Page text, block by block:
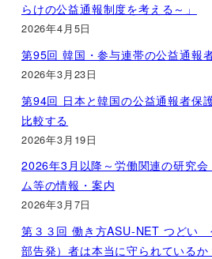
らけの公益通報制度を考える～」
2026年4月5日
第95回 韓国・参与連帯の公益通報
2026年3月23日
第94回 日本と韓国の公益通報者保
比較する
2026年3月19日
2026年3月以降～労働関連の研究会
ム等の情報・案内
2026年3月7日
第３３回 働き方ASU-NET つどい
部告発）者は本当に守られている